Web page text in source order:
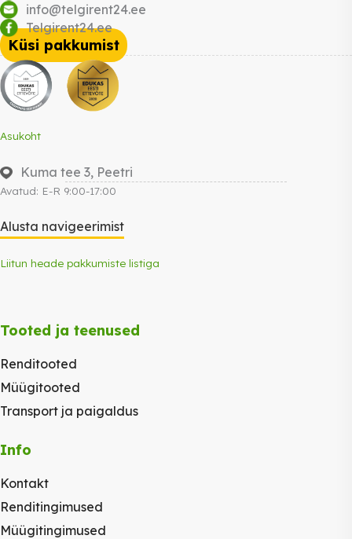
info@telgirent24.ee
Telgirent24.ee
Küsi pakkumist
Asukoht
Kuma tee 3, Peetri
Avatud: E-R 9:00-17:00
Alusta navigeerimist
Liitun heade pakkumiste listiga
Tooted ja teenused
Renditooted
Müügitooted
Transport ja paigaldus
Info
Kontakt
Renditingimused
Müügitingimused